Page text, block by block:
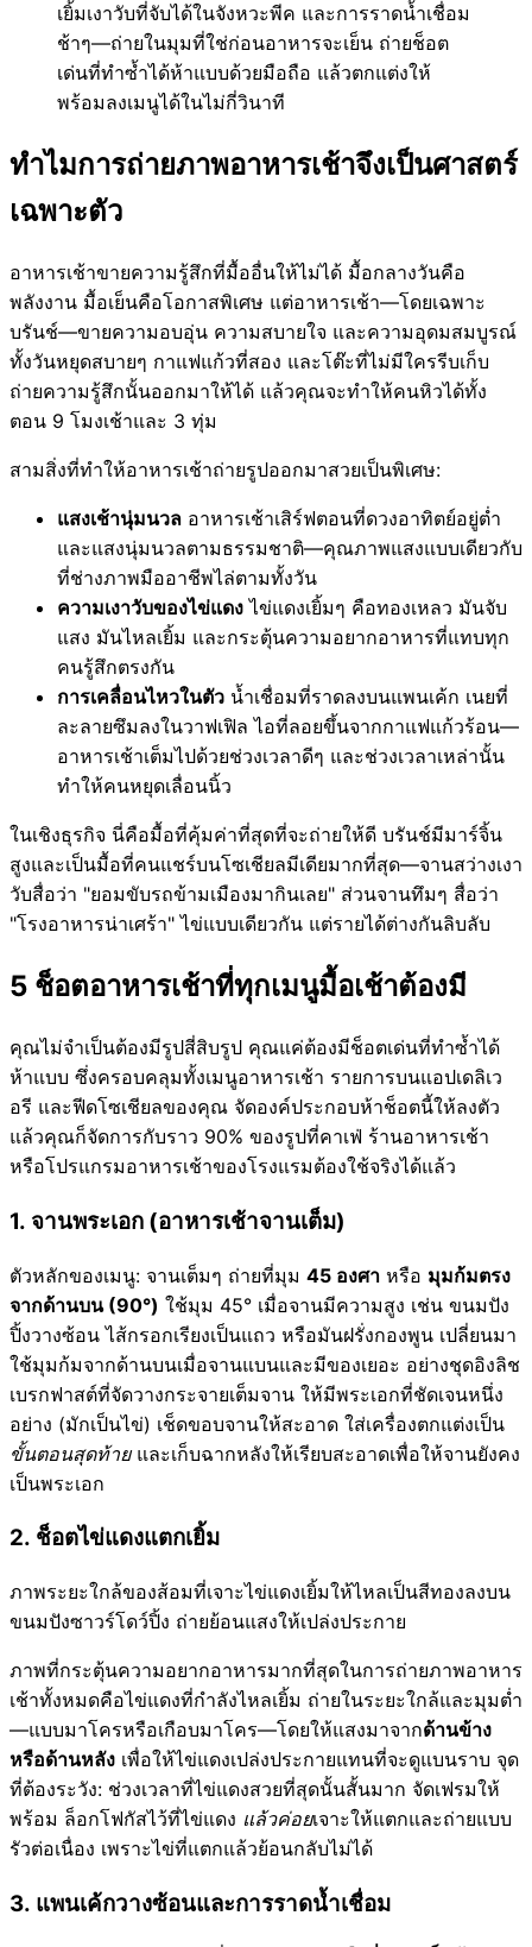
เยิ้มเงาวับที่จับได้ในจังหวะพีค และการราดน้ำเชื่อม
ช้าๆ—ถ่ายในมุมที่ใช่ก่อนอาหารจะเย็น ถ่ายช็อต
เด่นที่ทำซ้ำได้ห้าแบบด้วยมือถือ แล้วตกแต่งให้
พร้อมลงเมนูได้ในไม่กี่วินาที
ทำไมการถ่ายภาพอาหารเช้าจึงเป็นศาสตร์
เฉพาะตัว
อาหารเช้าขายความรู้สึกที่มื้ออื่นให้ไม่ได้ มื้อกลางวันคือ
พลังงาน มื้อเย็นคือโอกาสพิเศษ แต่อาหารเช้า—โดยเฉพาะ
บรันช์—ขายความอบอุ่น ความสบายใจ และความอุดมสมบูรณ์
ทั้งวันหยุดสบายๆ กาแฟแก้วที่สอง และโต๊ะที่ไม่มีใครรีบเก็บ
ถ่ายความรู้สึกนั้นออกมาให้ได้ แล้วคุณจะทำให้คนหิวได้ทั้ง
ตอน 9 โมงเช้าและ 3 ทุ่ม
สามสิ่งที่ทำให้อาหารเช้าถ่ายรูปออกมาสวยเป็นพิเศษ:
แสงเช้านุ่มนวล อาหารเช้าเสิร์ฟตอนที่ดวงอาทิตย์อยู่ต่ำ
และแสงนุ่มนวลตามธรรมชาติ—คุณภาพแสงแบบเดียวกับ
ที่ช่างภาพมืออาชีพไล่ตามทั้งวัน
ความเงาวับของไข่แดง ไข่แดงเยิ้มๆ คือทองเหลว มันจับ
แสง มันไหลเยิ้ม และกระตุ้นความอยากอาหารที่แทบทุก
คนรู้สึกตรงกัน
การเคลื่อนไหวในตัว น้ำเชื่อมที่ราดลงบนแพนเค้ก เนยที่
ละลายซึมลงในวาฟเฟิล ไอที่ลอยขึ้นจากกาแฟแก้วร้อน—
อาหารเช้าเต็มไปด้วยช่วงเวลาดีๆ และช่วงเวลาเหล่านั้น
ทำให้คนหยุดเลื่อนนิ้ว
ในเชิงธุรกิจ นี่คือมื้อที่คุ้มค่าที่สุดที่จะถ่ายให้ดี บรันช์มีมาร์จิ้น
สูงและเป็นมื้อที่คนแชร์บนโซเชียลมีเดียมากที่สุด—จานสว่างเงา
วับสื่อว่า "ยอมขับรถข้ามเมืองมากินเลย" ส่วนจานทึมๆ สื่อว่า
"โรงอาหารน่าเศร้า" ไข่แบบเดียวกัน แต่รายได้ต่างกันลิบลับ
5 ช็อตอาหารเช้าที่ทุกเมนูมื้อเช้าต้องมี
คุณไม่จำเป็นต้องมีรูปสี่สิบรูป คุณแค่ต้องมีช็อตเด่นที่ทำซ้ำได้
ห้าแบบ ซึ่งครอบคลุมทั้งเมนูอาหารเช้า รายการบนแอปเดลิเว
อรี และฟีดโซเชียลของคุณ จัดองค์ประกอบห้าช็อตนี้ให้ลงตัว
แล้วคุณก็จัดการกับราว 90% ของรูปที่คาเฟ่ ร้านอาหารเช้า
หรือโปรแกรมอาหารเช้าของโรงแรมต้องใช้จริงได้แล้ว
1. จานพระเอก (อาหารเช้าจานเต็ม)
ตัวหลักของเมนู: จานเต็มๆ ถ่ายที่มุม 45 องศา หรือ มุมก้มตรง
จากด้านบน (90°) ใช้มุม 45° เมื่อจานมีความสูง เช่น ขนมปัง
ปิ้งวางซ้อน ไส้กรอกเรียงเป็นแถว หรือมันฝรั่งกองพูน เปลี่ยนมา
ใช้มุมก้มจากด้านบนเมื่อจานแบนและมีของเยอะ อย่างชุดอิงลิช
เบรกฟาสต์ที่จัดวางกระจายเต็มจาน ให้มีพระเอกที่ชัดเจนหนึ่ง
อย่าง (มักเป็นไข่) เช็ดขอบจานให้สะอาด ใส่เครื่องตกแต่งเป็น
ขั้นตอนสุดท้ายและเก็บฉากหลังให้เรียบสะอาดเพื่อให้จานยังคง
เป็นพระเอก
2. ช็อตไข่แดงแตกเยิ้ม
ภาพระยะใกล้ของส้อมที่เจาะไข่แดงเยิ้มให้ไหลเป็นสีทองลงบน
ขนมปังซาวร์โดว์ปิ้ง ถ่ายย้อนแสงให้เปล่งประกาย
ภาพที่กระตุ้นความอยากอาหารมากที่สุดในการถ่ายภาพอาหาร
เช้าทั้งหมดคือไข่แดงที่กำลังไหลเยิ้ม ถ่ายในระยะใกล้และมุมต่ำ
—แบบมาโครหรือเกือบมาโคร—โดยให้แสงมาจากด้านข้าง
หรือด้านหลัง เพื่อให้ไข่แดงเปล่งประกายแทนที่จะดูแบนราบ จุด
ที่ต้องระวัง: ช่วงเวลาที่ไข่แดงสวยที่สุดนั้นสั้นมาก จัดเฟรมให้
พร้อม ล็อกโฟกัสไว้ที่ไข่แดง แล้วค่อยเจาะให้แตกและถ่ายแบบ
รัวต่อเนื่อง เพราะไข่ที่แตกแล้วย้อนกลับไม่ได้
3. แพนเค้กวางซ้อนและการราดน้ำเชื่อม